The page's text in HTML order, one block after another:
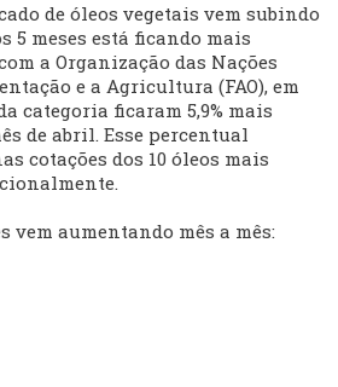
de óleos vegetais vem subindo
5 meses está ficando mais
a Organização das Nações
e a Agricultura (FAO), em
categoria ficaram 5,9% mais
de abril. Esse percentual
cotações dos 10 óleos mais
vem aumentando mês a mês: